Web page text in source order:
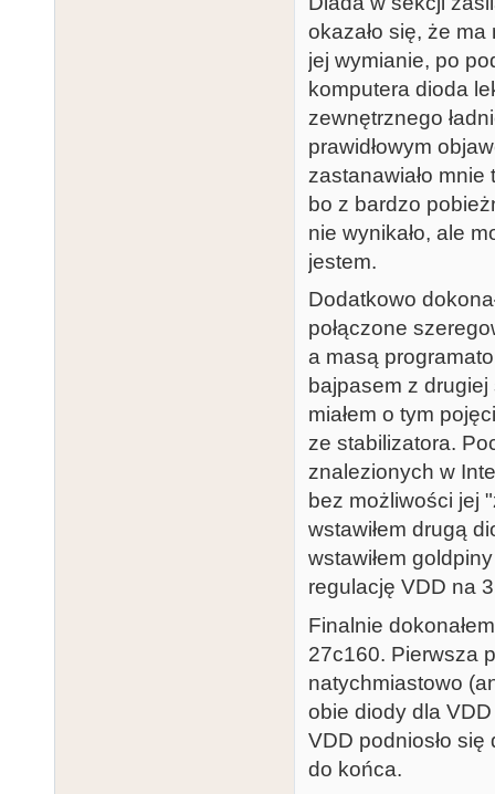
okazało się, że
jej wymianie, po
komputera dioda
zewnętrznego
prawidłowym
zastanawiało
bo z bardzo
nie wynikało, ale
jestem.
Dodatkowo
połączone
a masą
bajpasem z drugiej
miałem o tym
ze stabilizatora.
znalezionych w
bez możliwości jej
wstawiłem drugą
wstawiłem
regulację VDD na
Finalnie
27c160. Pierwsza
natychmiastowo
obie diody dla
VDD podniosło
do końca.